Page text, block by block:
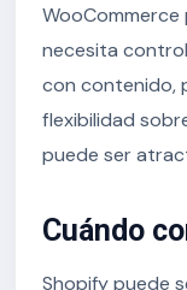
necesita
con contenido,
flexibilidad
puede ser
Cuándo
Shopify puede